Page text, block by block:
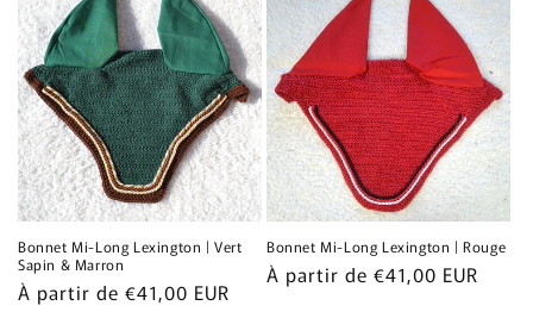
Bonnet Mi-Long Lexington | Vert
Sapin & Marron
Prix
À partir de €41,00 EUR
Bonnet Mi-Long Lexington | Rouge
Prix
À partir de €41,00 EUR